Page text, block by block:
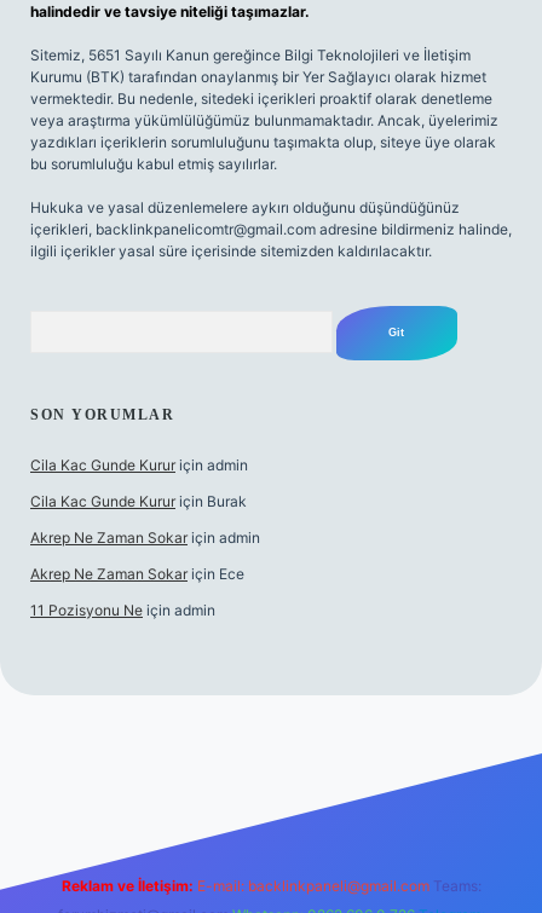
halindedir ve tavsiye niteliği taşımazlar.
Sitemiz, 5651 Sayılı Kanun gereğince Bilgi Teknolojileri ve İletişim
Kurumu (BTK) tarafından onaylanmış bir Yer Sağlayıcı olarak hizmet
vermektedir. Bu nedenle, sitedeki içerikleri proaktif olarak denetleme
veya araştırma yükümlülüğümüz bulunmamaktadır. Ancak, üyelerimiz
yazdıkları içeriklerin sorumluluğunu taşımakta olup, siteye üye olarak
bu sorumluluğu kabul etmiş sayılırlar.
Hukuka ve yasal düzenlemelere aykırı olduğunu düşündüğünüz
içerikleri, backlinkpanelicomtr@gmail.com adresine bildirmeniz halinde,
ilgili içerikler yasal süre içerisinde sitemizden kaldırılacaktır.
SON YORUMLAR
Cila Kac Gunde Kurur için admin
Cila Kac Gunde Kurur için Burak
Akrep Ne Zaman Sokar için admin
Akrep Ne Zaman Sokar için Ece
11 Pozisyonu Ne için admin
Reklam ve İletişim: E-mail: backlinkpaneli@gmail.com Teams: